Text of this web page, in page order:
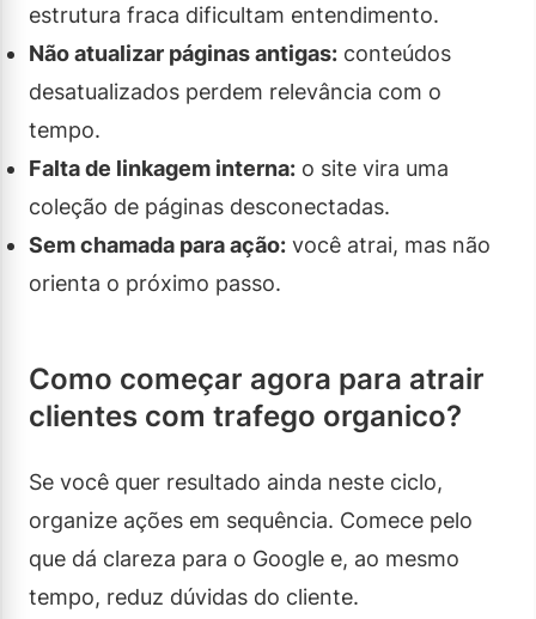
estrutura fraca dificultam entendimento.
Não atualizar páginas antigas: conteúdos
desatualizados perdem relevância com o
tempo.
Falta de linkagem interna: o site vira uma
coleção de páginas desconectadas.
Sem chamada para ação: você atrai, mas não
orienta o próximo passo.
Como começar agora para atrair
clientes com trafego organico?
Se você quer resultado ainda neste ciclo,
organize ações em sequência. Comece pelo
que dá clareza para o Google e, ao mesmo
tempo, reduz dúvidas do cliente.